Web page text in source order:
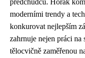
moderními trendy a
konkurovat nejlepším
zahrnuje nejen práci
tělocvičně zaměřenou